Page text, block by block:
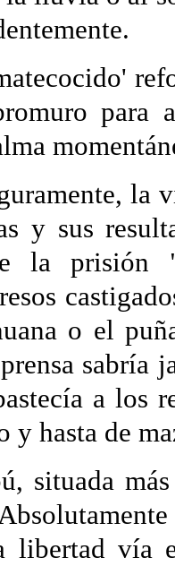
para
la
y sus
la prisión
o el
sabría
a los
y hasta de
situada
libertad vía